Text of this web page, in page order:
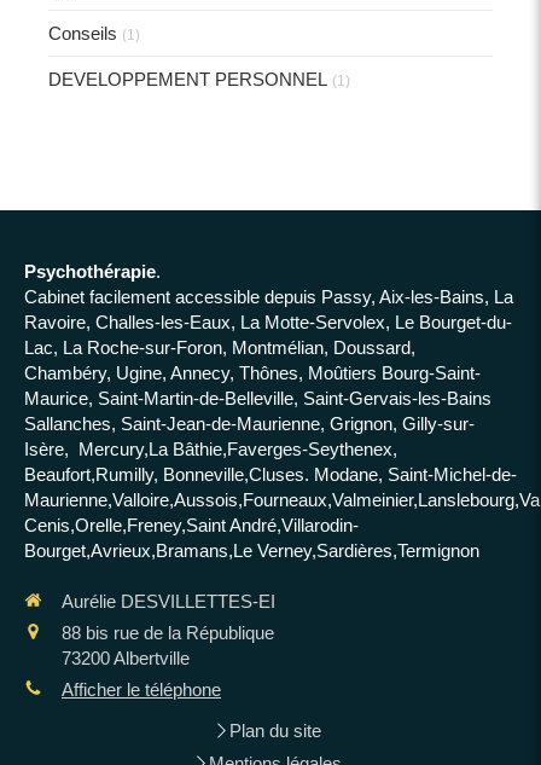
Conseils (1)
DEVELOPPEMENT PERSONNEL (1)
Psychothérapie.
Cabinet facilement accessible depuis Passy, Aix-les-Bains, La
Ravoire, Challes-les-Eaux, La Motte-Servolex, Le Bourget-du-
Lac, La Roche-sur-Foron, Montmélian, Doussard,
Chambéry, Ugine, Annecy, Thônes, Moûtiers Bourg-Saint-
Maurice, Saint-Martin-de-Belleville, Saint-Gervais-les-Bains
Sallanches, Saint-Jean-de-Maurienne, Grignon, Gilly-sur-
Isère, Mercury,La Bâthie,Faverges-Seythenex,
Beaufort,Rumilly, Bonneville,Cluses. Modane, Saint-Michel-de-
Cenis,Orelle,Freney,Saint André,Villarodin-
Bourget,Avrieux,Bramans,Le Verney,Sardières,Termignon
Aurélie DESVILLETTES-EI
88 bis rue de la République
73200Albertville
Afficher le téléphone
Plan du site